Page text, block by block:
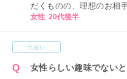
だくものの、理想のお相
思えず、なかなか良い出
女性 20代後半
出会い
女性らしい趣味でない